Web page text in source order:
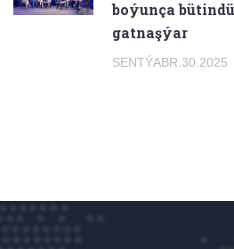
boýunça
gatnaşýar
SENTÝABR.30.2025